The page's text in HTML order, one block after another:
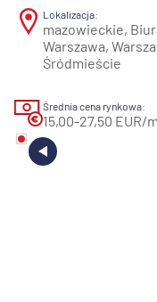
Lokalizacja:
mazowieckie,
Warszawa,
Śródmieście
Średnia cena rynkowa:
15,00-27,50 EUR/m